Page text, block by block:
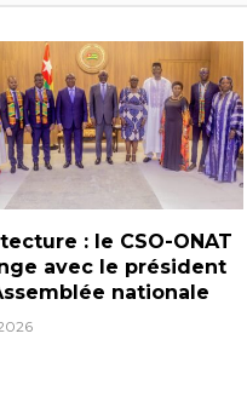
: le CSO-ONAT
avec le président
nationale